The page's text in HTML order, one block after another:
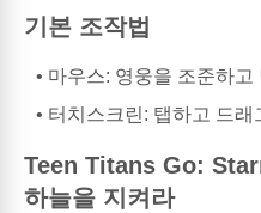
기본 조작법
마우스: 영웅을 조준하고
터치스크린: 탭하고 드래
Teen Titans Go:
하늘을 지켜라